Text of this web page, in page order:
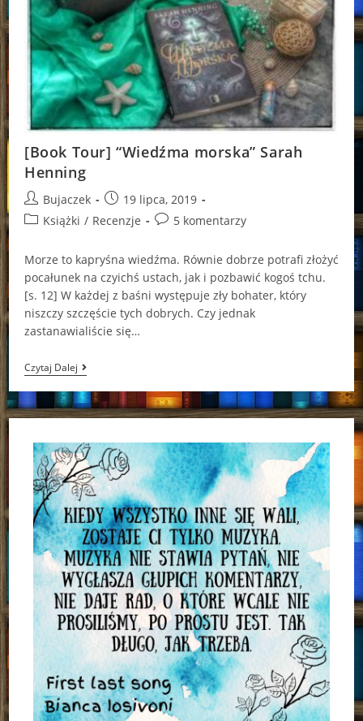
[Book Tour] “Wiedźma morska” Sarah
Henning
Post
author:
Bujaczek
Post
published:
19 lipca, 2019
PostKsiążki / Recenzje
Post5 komentarzy
Morze to kapryśna wiedźma. Równie dobrze potrafi złożyć
pocałunek na czyichś ustach, jak i pozbawić kogoś tchu.
[s. 12] W każdej z baśni występuje zły bohater, który
niszczy szczęście tych dobrych. Czy jednak
zastanawialiście się…
Czytaj Dalej[Book
Tour]
“Wiedźma
Morska”
Sarah